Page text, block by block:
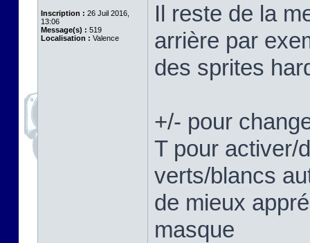
Inscription : 26 Juil 2016,
13:06
Message(s) : 519
Localisation : Valence
Il reste de la
arrière par
des sprites
+/- pour
T pour activer/
verts/blancs
de mieux
masque